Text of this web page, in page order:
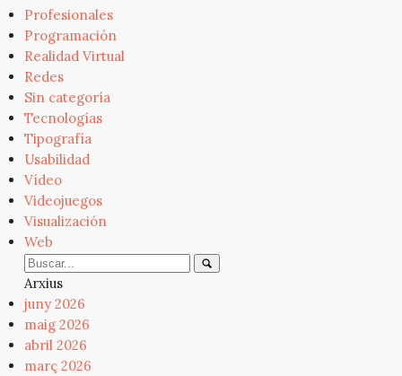
Profesionales
Programación
Realidad Virtual
Redes
Sin categoría
Tecnologías
Tipografía
Usabilidad
Vídeo
Videojuegos
Visualización
Web
Arxius
juny 2026
maig 2026
abril 2026
març 2026